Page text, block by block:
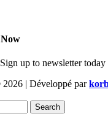
up to newsletter today
| Développé par
Search